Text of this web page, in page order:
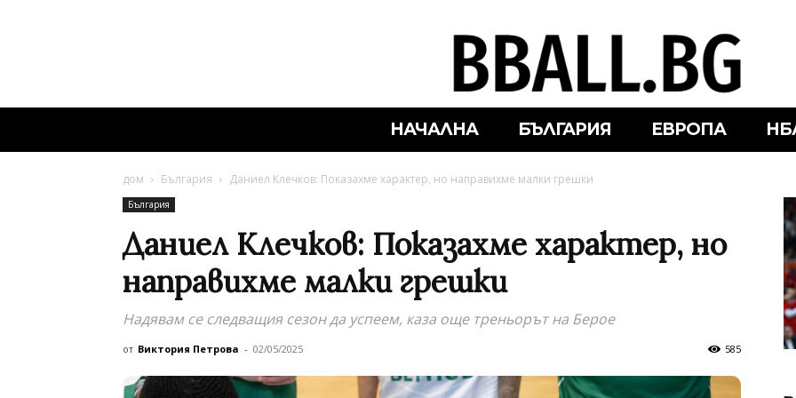
НАЧАЛНА БЪЛГАРИЯ ЕВРОПА
дом България Даниел Клечков: Показахме характер, но направихме малки грешки
България
Даниел Клечков: Показахме характер, но
направихме малки грешки
Надявам се следващия сезон да успеем, каза още треньорът на Берое
от Виктория Петрова - 02/05/2025 585